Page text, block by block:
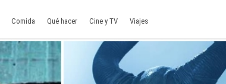
Comida Qué hacer Cine y TV Viajes